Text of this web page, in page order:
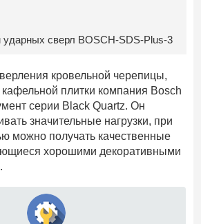
ударных сверл BOSCH-SDS-Plus-3
кровельной черепицы,
плитки компания Bosch
серии Black Quartz. Он
значительные нагрузки, при
можно получать качественные
хорошими декоративными